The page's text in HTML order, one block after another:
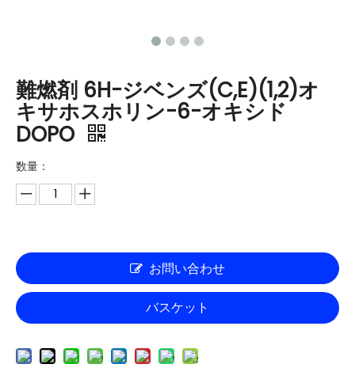
難燃剤 6H-ジベンズ(C,E)(1,2)オ
キサホスホリン-6-オキシド
DOPO
数量：
お問い合わせ
バスケット